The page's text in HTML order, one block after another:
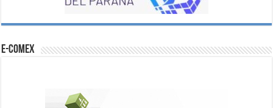
e-comex